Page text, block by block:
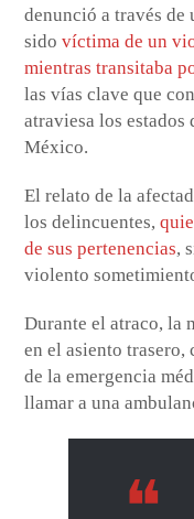
denunció a través de
sidovíctima de un
mientras transitaba
las vías clave que
atraviesa los
México.
El relato de la
los delincuentes,
de sus pertenencias,
violento
Durante el atraco, la
en el asiento
de la emergencia
llamar a una